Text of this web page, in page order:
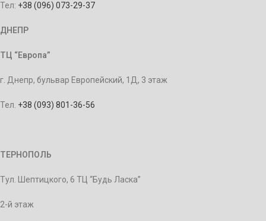
Тел: +38 (096) 073-29-37
ДНЕПР
ТЦ “Европа”
г. Днепр, бульвар Европейский, 1Д, 3 этаж
Тел. +38 (093) 801-36-56
ТЕРНОПОЛЬ
Тул. Шептицкого, 6 ТЦ “Будь Ласка”
2-й этаж